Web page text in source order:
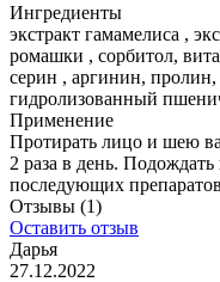
Ингредиенты
экстракт гамамелиса ,
ромашки , сорбитол,
серин , аргинин,
гидролизованный
Применение
Протирать лицо и шею
2 раза в день.
последующих
Отзывы (1)
Оставить отзыв
Дарья
27.12.2022